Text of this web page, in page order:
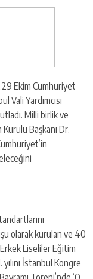
29 Ekim Cumhuriyet
Vali Yardımcısı
Milli birlik ve
Başkanı Dr.
olarak kurulan ve 40
Erkek Liseliler Eğitim
yılını İstanbul Kongre